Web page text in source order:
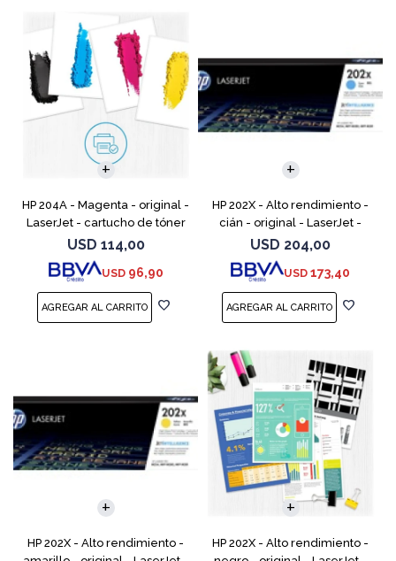
HP 204A - Magenta - original -
LaserJet - cartucho de tóner
(CF513A) - para Color LaserJet
Pro M154a, M154nw, MFP
M180n, MFP M18
USD 114,00
USD 96,90
HP 202X - Alto rendimiento -
cián - original - LaserJet -
cartucho de tóner (CF501X) -
para Color LaserJet Pro
M254dw, M254nw, M
USD 204,00
USD 173,40
HP 202X - Alto rendimiento -
HP 202X - Alto rendimiento -